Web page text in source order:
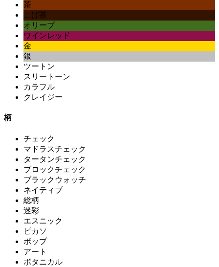
茶
こげ茶
オリーブ
ワインレッド
金
銀
ツートン
スリートーン
カラフル
クレイジー
柄
チェック
マドラスチェック
タータンチェック
ブロックチェック
ブラックウォッチ
ネイティブ
総柄
迷彩
エスニック
ピカソ
ポップ
アート
ボタニカル